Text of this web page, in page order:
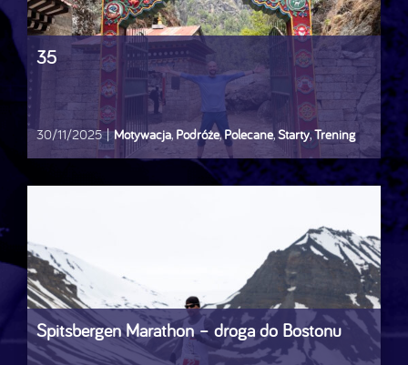
35
30/11/2025 | Motywacja, Podróże,Polecane,Starty,Trening
Spitsbergen Marathon – droga do Bostonu